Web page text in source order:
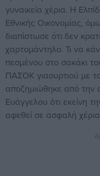
γυναικεία χέρια. Η
Εθνικής Οικονομίας,
διαπίστωσε ότι δεν
χαρτομάντηλο. Τι να
πεσμένου στο σακάκι
ΠΑΣΟΚ γιαουρτιού με
αποζημιώθηκε από την
Ευάγγελου ότι εκείνη
αφεθεί σε ασφαλή